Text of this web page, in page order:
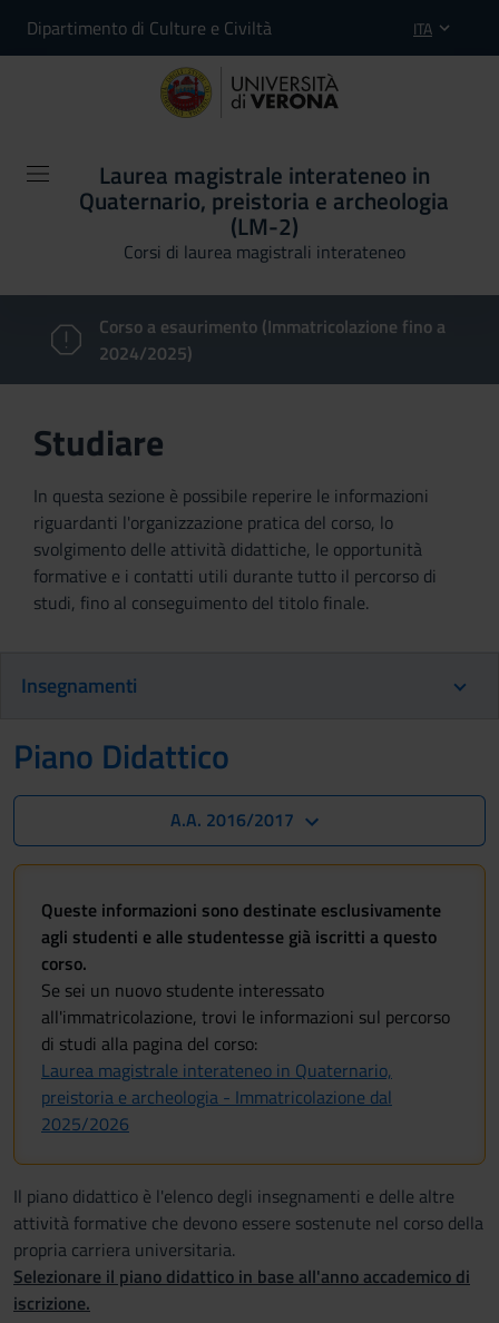
Dipartimento di Culture e Civiltà ITA
Laurea magistrale interateneo in
Quaternario, preistoria e archeologia
(LM-2)
Corsi di laurea magistrali interateneo
Corso a esaurimento (Immatricolazione fino a
2024/2025)
Studiare
In questa sezione è possibile reperire le informazioni
riguardanti l'organizzazione pratica del corso, lo
svolgimento delle attività didattiche, le opportunità
formative e i contatti utili durante tutto il percorso di
studi, fino al conseguimento del titolo finale.
Insegnamenti
Piano Didattico
A.A. 2016/2017
Queste informazioni sono destinate esclusivamente
agli studenti e alle studentesse già iscritti a questo
corso.
Se sei un nuovo studente interessato
all'immatricolazione, trovi le informazioni sul percorso
di studi alla pagina del corso:
Laurea magistrale interateneo in Quaternario,
preistoria e archeologia - Immatricolazione dal
2025/2026
Il piano didattico è l'elenco degli insegnamenti e delle altre
attività formative che devono essere sostenute nel corso della
propria carriera universitaria.
Selezionare il piano didattico in base all'anno accademico di
iscrizione.